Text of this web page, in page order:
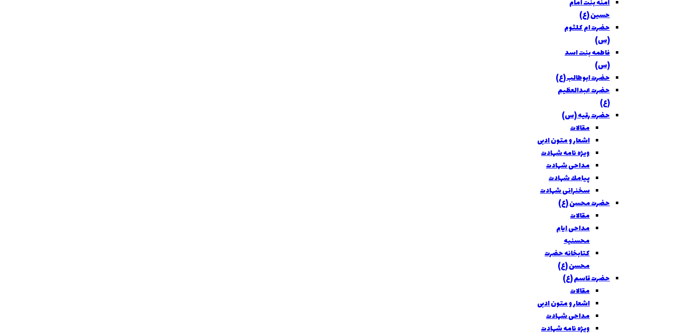
آمنه بنت امام
حسین (ع)
حضرت ام کلثوم
(س)
فاطمه بنت اسد
(س)
حضرت ابوطالب (ع)
حضرت عبدالعظیم
(ع)
حضرت رقیه (س)
مقالات
اشعار و متون ادبی
ویژه نامه شهادت
مداحی شهادت
پيامك شهادت
سخنرانی شهادت
حضرت محسن (ع)
مقالات
مداحی ايام
محسنيه
کتابخانه حضرت
محسن (ع)
حضرت قاسم (ع)
مقالات
اشعار و متون ادبی
مداحی شهادت
ویژه نامه شهادت